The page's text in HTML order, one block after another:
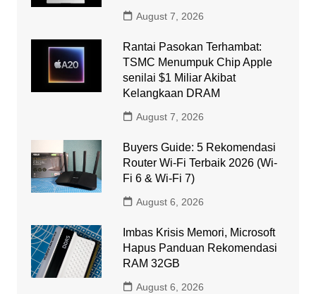
August 7, 2026
Rantai Pasokan Terhambat:
TSMC Menumpuk Chip Apple
senilai $1 Miliar Akibat
Kelangkaan DRAM
August 7, 2026
Buyers Guide: 5 Rekomendasi
Router Wi-Fi Terbaik 2026 (Wi-
Fi 6 & Wi-Fi 7)
August 6, 2026
Imbas Krisis Memori, Microsoft
Hapus Panduan Rekomendasi
RAM 32GB
August 6, 2026